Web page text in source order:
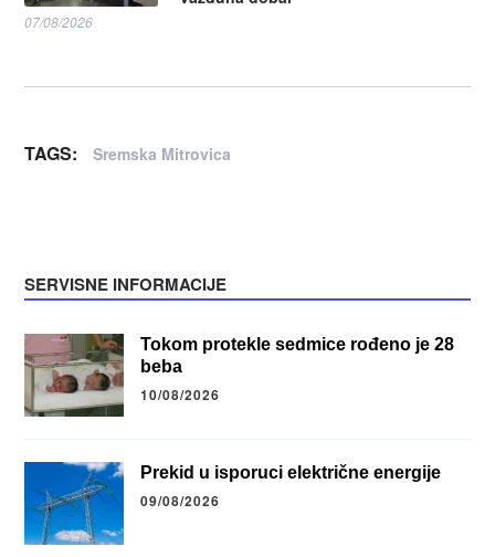
07/08/2026
TAGS: Sremska Mitrovica
SERVISNE INFORMACIJE
Tokom protekle sedmice rođeno je 28
beba
10/08/2026
Prekid u isporuci električne energije
09/08/2026